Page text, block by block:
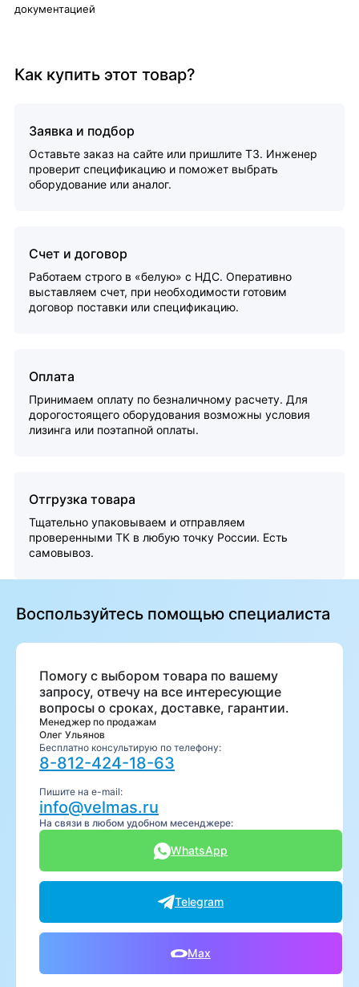
документацией
Как купить этот товар?
Заявка и подбор
Оставьте заказ на сайте или пришлите ТЗ. Инженер
проверит спецификацию и поможет выбрать
оборудование или аналог.
Счет и договор
Работаем строго в «белую» с НДС. Оперативно
выставляем счет, при необходимости готовим
договор поставки или спецификацию.
Оплата
Принимаем оплату по безналичному расчету. Для
дорогостоящего оборудования возможны условия
лизинга или поэтапной оплаты.
Отгрузка товара
Тщательно упаковываем и отправляем
проверенными ТК в любую точку России. Есть
самовывоз.
Воспользуйтесь помощью специалиста
Помогу с выбором товара по вашему
запросу, отвечу на все интересующие
вопросы о сроках, доставке, гарантии.
Менеджер по продажам
Олег Ульянов
Бесплатно консультирую по телефону:
8-812-424-18-63
Пишите на e-mail:
info@velmas.ru
На связи в любом удобном месенджере:
WhatsApp
Telegram
Max